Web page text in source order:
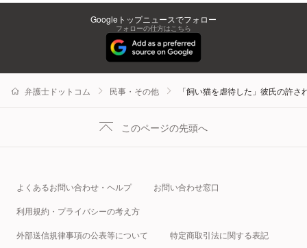
Googleトップニュースでフォロー
フォローの仕方はこちら
弁護士ドットコム 民事・その他 「飼い猫を虐待した」彼氏の許
このページの先頭へ
よくあるお問い合わせ・ヘルプ お問い合わせ窓口
利用規約・プライバシーの考え方
外部送信規律事項の公表等について 特定商取引法に関する表記